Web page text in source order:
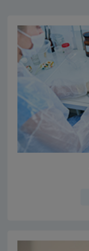
编辑委员会
出版费用